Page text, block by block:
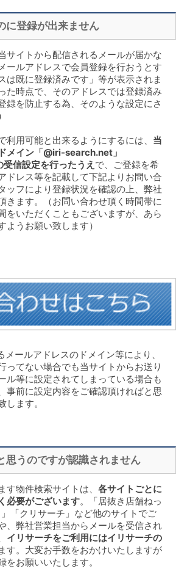
に登録が出来ません
サイトから配信されるメールが届かな
ールアドレスで会員登録を行おうとす
は既に登録済みです」等が表示されま
た時点で、そのアドレスでは登録済み
録を防止する為、そのような設定にさ
利用可能と出来るようにするには、 当
メイン「@iri-search.net」
信設定を行ったうえ で、ご登録を希
ドレス等を記載して下記よりお問い合
ッフにより登録状況を確認の上、弊社
きます。（お問い合わせ頂く時間帯に
をいただくこともございますが、あら
ようお願い致します）
ールアドレスのドメイン等により、
ってない場合でも当サイトからお送り
ル等に設定されてしまっている場合も
事前に設定内容をご確認頂ければと思
します。
思うのですが認識されません
す物件検索サイトは、 各サイトごとに
必要がございます。「居抜き店舗ねっ
「クリサーチ」など他のサイトでご
、弊社営業担当からメールを受信され
イリサーチをご利用にはイリサーチの
す。大変お手数をおかけいたしますが
をお願いいたします。